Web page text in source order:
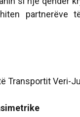
partnerëve
Transportit Veri-